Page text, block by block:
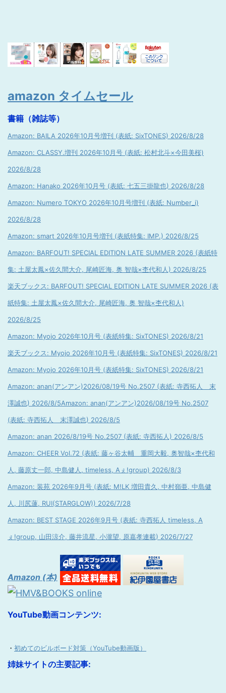
amazon タイムセール
書籍（雑誌等）
Amazon: BAILA 2026年10月号増刊 (表紙: SixTONES) 2026/8/28
Amazon: CLASSY.増刊 2026年10月号 (表紙: 松村北斗×今田美桜)
2026/8/28
Amazon: Hanako 2026年10月号 (表紙: 七五三掛龍也) 2026/8/28
Amazon: Numero TOKYO 2026年10月号増刊 (表紙: Number_i)
2026/8/28
Amazon: smart 2026年10月号増刊 (表紙特集: IMP.) 2026/8/25
Amazon: BARFOUT! SPECIAL EDITION LATE SUMMER 2026 (表紙特
集: 土屋太鳳×佐久間大介, 尾崎匠海, 奥 智哉×杢代和人) 2026/8/25
楽天ブックス: BARFOUT! SPECIAL EDITION LATE SUMMER 2026 (表
紙特集: 土屋太鳳×佐久間大介, 尾崎匠海, 奥 智哉×杢代和人)
2026/8/25
Amazon: Myojo 2026年10月号 (表紙特集: SixTONES) 2026/8/21
楽天ブックス: Myojo 2026年10月号 (表紙特集: SixTONES) 2026/8/21
Amazon: Myojo 2026年10月号 (表紙特集: SixTONES) 2026/8/21
Amazon: anan(アンアン)2026/08/19号 No.2507 (表紙: 寺西拓人 末
澤誠也) 2026/8/5Amazon: anan(アンアン)2026/08/19号 No.2507
(表紙: 寺西拓人 末澤誠也) 2026/8/5
Amazon: anan 2026/8/19号 No.2507 (表紙: 寺西拓人) 2026/8/5
Amazon: CHEER Vol.72 (表紙: 藤ヶ谷太輔 重岡大毅, 奥智哉×杢代和
人, 藤原丈一郎, 中島健人, timeless, Aぇ!group) 2026/8/3
Amazon: 装苑 2026年9月号 (表紙: M!LK 増田貴久, 中村嶺亜, 中島健
人, 川尻蓮, RUI(STARGLOW)) 2026/7/28
Amazon: BEST STAGE 2026年9月号 (表紙: 寺西拓人 timeless, A
ぇ!group, 山田涼介, 藤井流星, 小瀧望, 原嘉孝連載) 2026/7/27
Amazon (本)
YouTube動画コンテンツ:
・ 初めてのビルボード対策（YouTube動画版）
姉妹サイトの主要記事: